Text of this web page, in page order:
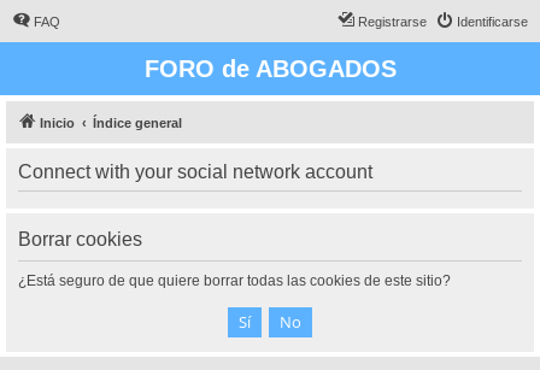
FAQ Identificarse
Registrarse
FORO de ABOGADOS
Inicio Índice general
Connect with your social network account
Borrar cookies
¿Está seguro de que quiere borrar todas las cookies de este sitio?